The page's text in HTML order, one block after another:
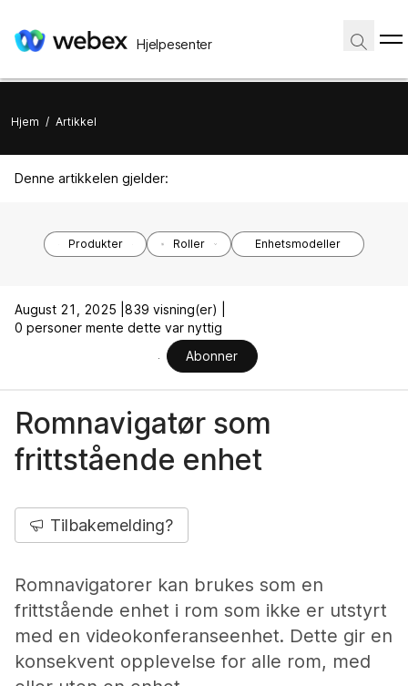
Hjelpesenter
Hjem / Artikkel
Denne artikkelen gjelder:
Produkter Roller Enhetsmodeller
August 21, 2025 | 839 visning(er) |
0 personer mente dette var nyttig
Abonner
Romnavigatør som
frittstående enhet
Tilbakemelding?
Romnavigatorer kan brukes som en
frittstående enhet i rom som ikke er utstyrt
med en videokonferanseenhet. Dette gir en
konsekvent opplevelse for alle rom, med